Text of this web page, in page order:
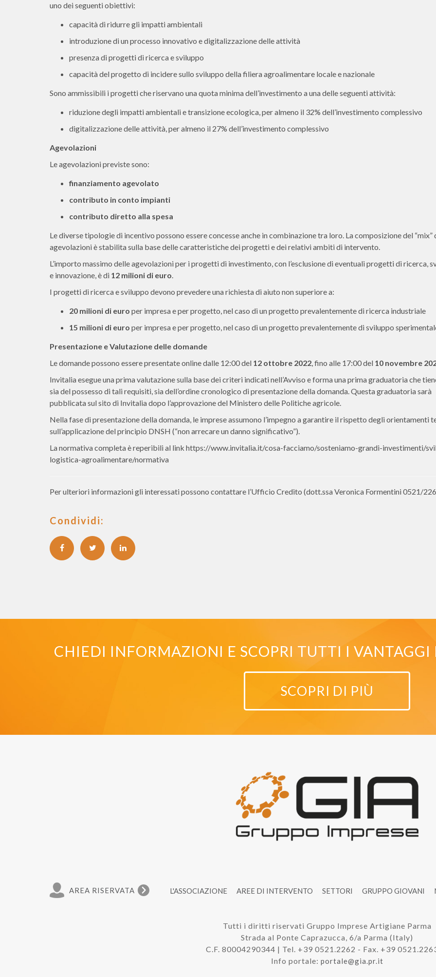
uno dei seguenti obiettivi:
capacità di ridurre gli impatti ambientali
introduzione di un processo innovativo e digitalizzazione delle attività
presenza di progetti di ricerca e sviluppo
capacità del progetto di incidere sullo sviluppo della filiera agroalimentare locale e nazionale
Sono ammissibili i progetti che riservano una quota minima dell’investimento a una delle seguenti attività:
riduzione degli impatti ambientali e transizione ecologica, per almeno il 32% dell’investimento complessivo
digitalizzazione delle attività, per almeno il 27% dell’investimento complessivo
Agevolazioni
Le agevolazioni previste sono:
finanziamento agevolato
contributo in conto impianti
contributo diretto alla spesa
Le diverse tipologie di incentivo possono essere concesse anche in combinazione tra loro. La composizione del “mix”
agevolazioni è stabilita sulla base delle caratteristiche dei progetti e dei relativi ambiti di intervento.
L’importo massimo delle agevolazioni per i progetti di investimento, con l’esclusione di eventuali progetti di ricerca,
e innovazione, è di 12 milioni di euro.
I progetti di ricerca e sviluppo devono prevedere una richiesta di aiuto non superiore a:
20 milioni di euro per impresa e per progetto, nel caso di un progetto prevalentemente di ricerca industriale
15 milioni di euro per impresa e per progetto, nel caso di un progetto prevalentemente di sviluppo
Presentazione e Valutazione delle domande
Le domande possono essere presentate online dalle 12:00 del 12 ottobre 2022, fino alle 17:00 del 10 novembre
Invitalia esegue una prima valutazione sulla base dei criteri indicati nell’Avviso e forma una prima graduatoria che
sia del possesso di tali requisiti, sia dell’ordine cronologico di presentazione della domanda. Questa graduatoria sarà
pubblicata sul sito di Invitalia dopo l’approvazione del Ministero delle Politiche agricole.
Nella fase di presentazione della domanda, le imprese assumono l’impegno a garantire il rispetto degli orientamenti
sull’applicazione del principio DNSH (“non arrecare un danno significativo”).
La normativa completa è reperibili al link https://www.invitalia.it/cosa-facciamo/sosteniamo-grandi-investimenti/
logistica-agroalimentare/normativa
Per ulteriori informazioni gli interessati possono contattare l’Ufficio Credito (dott.ssa Veronica Formentini 0521/
Condividi:
CHIEDI INFORMAZIONI E SCOPRI TUTTI I VANTAGGI
SCOPRI DI PIÙ
AREA RISERVATA L'ASSOCIAZIONE AREE DI INTERVENTO SETTORI GRUPPO GIOVANI
Tutti i diritti riservati Gruppo Imprese Artigiane Parma
Strada al Ponte Caprazucca, 6/a Parma (Italy)
C.F. 80004290344 | Tel. +39 0521.2262 - Fax. +39
Info portale: portale@gia.pr.it